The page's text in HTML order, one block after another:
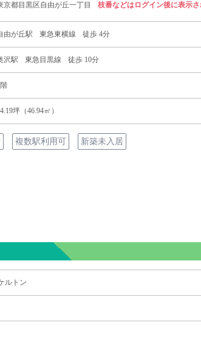
京都目黒区自由が丘一丁目 枝番などはログイン後に表示
由が丘駅 東急東横線 徒歩 4分
沢駅 東急目黒線 徒歩 10分
坪（46.94㎡）
複数駅利用可 新築未入居
ルトン